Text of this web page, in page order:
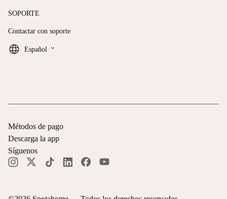
SOPORTE
Contactar con soporte
Español keyboard_arrow_down
Métodos de pago
Descarga la app
Síguenos